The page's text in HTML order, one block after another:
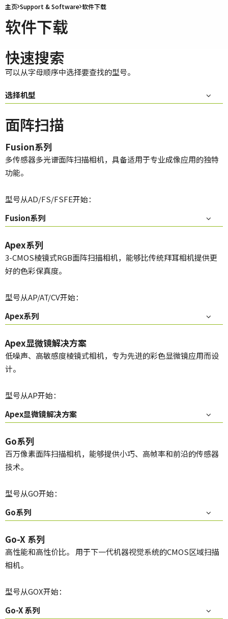
主页 Support & Software 软件下载
软件下载
快速搜索
可以从字母顺序中选择要查找的型号。
选择机型
面阵扫描
Fusion系列
多传感器多光谱面阵扫描相机，具备适用于专业成像应用的独特
功能。
型号从AD/FS/FSFE开始：
Fusion系列
Apex系列
3-CMOS棱镜式RGB面阵扫描相机，能够比传统拜耳相机提供更
好的色彩保真度。
型号从AP/AT/CV开始：
Apex系列
Apex显微镜解决方案
低噪声、高敏感度棱镜式相机，专为先进的彩色显微镜应用而设
计。
型号从AP开始：
Apex显微镜解决方案
Go系列
百万像素面阵扫描相机，能够提供小巧、高帧率和前沿的传感器
技术。
型号从GO开始：
Go系列
Go-X 系列
高性能和高性价比。 用于下一代机器视觉系统的CMOS区域扫描
相机。
型号从GOX开始：
Go-X 系列